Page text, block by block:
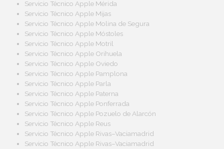
Servicio Técnico Apple Mérida
Servicio Técnico Apple Mijas
Servicio Técnico Apple Molina de Segura
Servicio Técnico Apple Móstoles
Servicio Técnico Apple Motril
Servicio Técnico Apple Orihuela
Servicio Técnico Apple Oviedo
Servicio Técnico Apple Pamplona
Servicio Técnico Apple Parla
Servicio Técnico Apple Paterna
Servicio Técnico Apple Ponferrada
Servicio Técnico Apple Pozuelo de Alarcón
Servicio Técnico Apple Reus
Servicio Técnico Apple Rivas–Vaciamadrid
Servicio Técnico Apple Rivas–Vaciamadrid